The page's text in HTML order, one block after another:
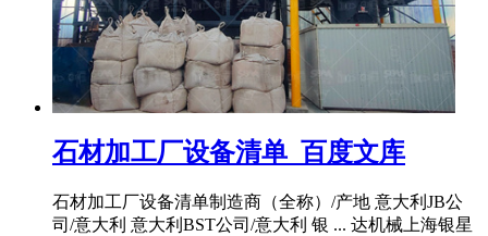
石材加工厂设备清单_百度文库
石材加工厂设备清单制造商（全称）/产地 意大利JB公
司/意大利 意大利BST公司/意大利 银 ... 达机械上海银星